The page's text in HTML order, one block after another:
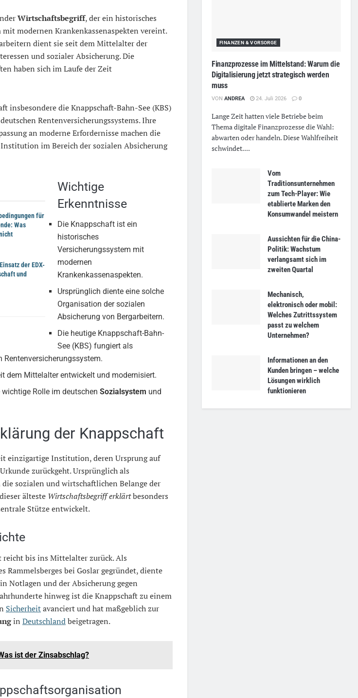
Wirtschaftsbegriff, der ein historisches
modernen Krankenkassenaspekten vereint.
dient sie seit dem Mittelalter der
und sozialer Absicherung. Die
haben sich im Laufe der Zeit
insbesondere die Knappschaft-Bahn-See (KBS)
Rentenversicherungssystems. Ihre
an moderne Erfordernisse machen die
im Bereich der sozialen Absicherung
für
Was
der EDX-
und
Wichtige
Erkenntnisse
Die Knappschaft ist ein
historisches
Versicherungssystem mit
modernen
Krankenkassenaspekten.
Ursprünglich diente eine solche
Organisation der sozialen
Absicherung von Bergarbeitern.
Die heutige Knappschaft-Bahn-
See (KBS) fungiert als
Rentenversicherungssystem.
dem Mittelalter entwickelt und modernisiert.
Rolle im deutschenSozialsystem und
der Knappschaft
einzigartige Institution, deren Ursprung auf
zurückgeht. Ursprünglich als
sozialen und wirtschaftlichen Belange der
älteste Wirtschaftsbegriff erklärtbesonders
Stütze entwickelt.
reicht bis ins Mittelalter zurück. Als
Rammelsberges bei Goslar gegründet, diente
Notlagen und der Absicherung gegen
hinweg ist die Knappschaft zu einem
Sicherheitavanciert und hat maßgeblich zur
in Deutschlandbeigetragen.
ist der Zinsabschlag?
FINANZEN & VORSORGE
Finanzprozesse im Mittelstand: Warum die
Digitalisierung jetzt strategisch werden
muss
VON ANDREA 24. Juli 2026 0
Lange Zeit hatten viele Betriebe beim
Thema digitale Finanzprozesse die Wahl:
abwarten oder handeln. Diese Wahlfreiheit
schwindet....
Vom
Traditionsunternehmen
zum Tech-Player: Wie
etablierte Marken den
Konsumwandel meistern
Aussichten für die China-
Politik: Wachstum
verlangsamt sich im
zweiten Quartal
Mechanisch,
elektronisch oder mobil:
Welches Zutrittssystem
passt zu welchem
Unternehmen?
Informationen an den
Kunden bringen – welche
Lösungen wirklich
funktionieren